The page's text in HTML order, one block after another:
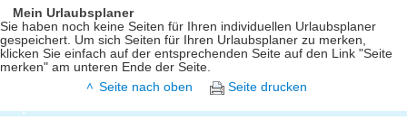
Madeira Erleben
Aktuelles
Reiseangebote
Kontakt
Mein Urlaubsplaner
Sie haben noch keine Seiten für Ihren individuellen Urlaubsplaner
gespeichert. Um sich Seiten für Ihren Urlaubsplaner zu merken,
klicken Sie einfach auf der entsprechenden Seite auf den Link "Seite
merken" am unteren Ende der Seite.
Seite nach oben
Seite drucken